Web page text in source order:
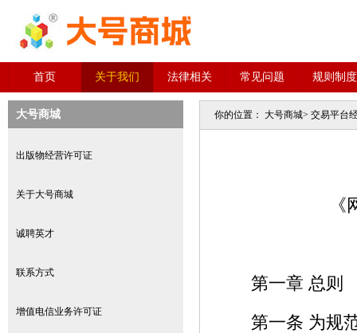
首页 关于我们 法律相关 常见问题 规则制度
大号商城
出版物经营许可证
关于大号商城
诚聘英才
联系方式
增值电信业务许可证
你的位置： 大号商城> 交易平台
第一章 总则
第一条 为规